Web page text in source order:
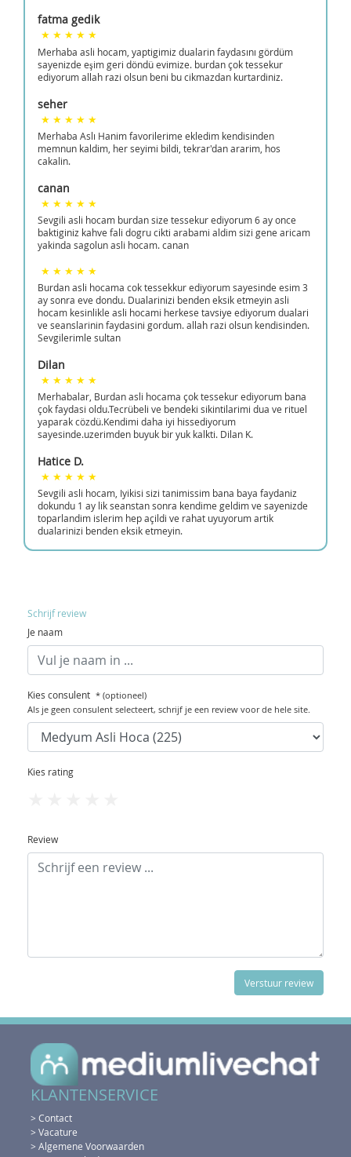
fatma gedik
Merhaba asli hocam, yaptigimiz dualarin faydasını gördüm
sayenizde eşim geri döndü evimize. burdan çok tessekur
ediyorum allah razi olsun beni bu cikmazdan kurtardiniz.
seher
Merhaba Aslı Hanim favorilerime ekledim kendisinden
memnun kaldim, her seyimi bildi, tekrar'dan ararim, hos
cakalin.
canan
Sevgili asli hocam burdan size tessekur ediyorum 6 ay once
baktiginiz kahve fali dogru cikti arabami aldim sizi gene aricam
yakinda sagolun asli hocam. canan
Burdan asli hocama cok tessekkur ediyorum sayesinde esim 3
ay sonra eve dondu. Dualarinizi benden eksik etmeyin asli
hocam kesinlikle asli hocami herkese tavsiye ediyorum dualari
ve seanslarinin faydasini gordum. allah razi olsun kendisinden.
Sevgilerimle sultan
Dilan
Merhabalar, Burdan asli hocama çok tessekur ediyorum bana
çok faydasi oldu.Tecrübeli ve bendeki sikintilarimi dua ve rituel
yaparak cözdü.Kendimi daha iyi hissediyorum
sayesinde.uzerimden buyuk bir yuk kalkti. Dilan K.
Hatice D.
Sevgili asli hocam, Iyikisi sizi tanimissim bana baya faydaniz
dokundu 1 ay lik seanstan sonra kendime geldim ve sayenizde
toparlandim islerim hep açildi ve rahat uyuyorum artik
dualarinizi benden eksik etmeyin.
Schrijf review
Je naam
Kies consulent * (optioneel)
Als je geen consulent selecteert, schrijf je een review voor de hele site.
Kies rating
Review
KLANTENSERVICE
> Contact
> Vacature
> Algemene Voorwaarden